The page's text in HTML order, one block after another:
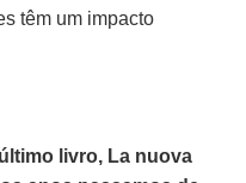
têm um impacto
livro, La nuova